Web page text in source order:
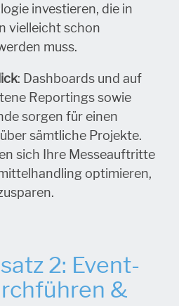
investieren, die in
vielleicht schon
muss.
: Dashboards und auf
Reportings sowie
sorgen für einen
sämtliche Projekte.
sich Ihre Messeauftritte
optimieren,
2: Event-
&